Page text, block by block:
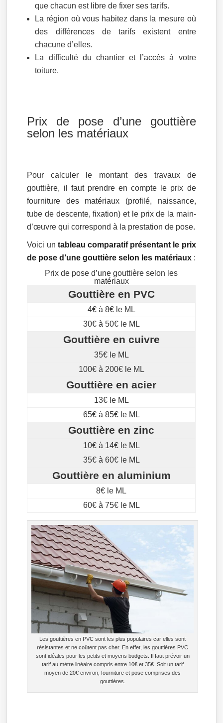
que chacun est libre de fixer ses tarifs.
La région où vous habitez dans la mesure où
des différences de tarifs existent entre
chacune d’elles.
La difficulté du chantier et l’accès à votre
toiture.
Prix de pose d’une gouttière
selon les matériaux
Pour calculer le montant des travaux de
gouttière, il faut prendre en compte le prix de
fourniture des matériaux (profilé, naissance,
tube de descente, fixation) et le prix de la main-
d’œuvre qui correspond à la prestation de pose.
Voici un tableau comparatif présentant le prix
de pose d’une gouttière selon les matériaux :
Prix de pose d’une gouttière selon les
matériaux
Gouttière en PVC
4€ à 8€ le ML
30€ à 50€ le ML
Gouttière en cuivre
35€ le ML
100€ à 200€ le ML
Gouttière en acier
13€ le ML
65€ à 85€ le ML
Gouttière en zinc
10€ à 14€ le ML
35€ à 60€ le ML
Gouttière en aluminium
8€ le ML
60€ à 75€ le ML
Les gouttières en PVC sont les plus populaires car elles sont
résistantes et ne coûtent pas cher. En effet, les gouttières PVC
sont idéales pour les petits et moyens budgets. Il faut prévoir un
tarif au mètre linéaire compris entre 10€ et 35€. Soit un tarif
moyen de 20€ environ, fourniture et pose comprises des
gouttières.